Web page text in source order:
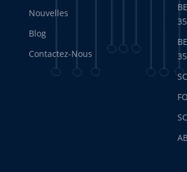
Nouvelles
Blog
Contactez-Nous